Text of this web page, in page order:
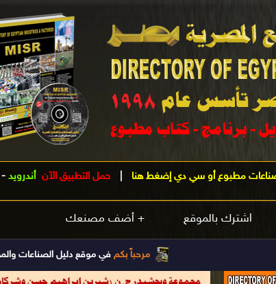
مطبوع أو سي دي إضغط هنا حمل التطبيق الآن أندرويد -
اشترك بالموقع + أضف مصنعك
مرحباً بكم في موقع دليل الصناعات والمصانع المصرية - مصر .. الدليل الصناعى الأول فى مصر